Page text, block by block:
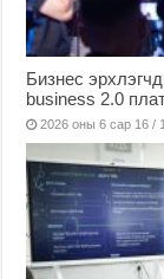
Бизнес
business 2.0
2026 оны 6 сар 16 /